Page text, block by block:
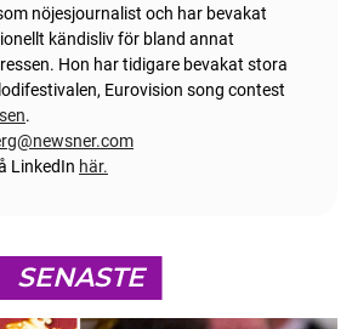
nöjesjournalist och har bevakat
kändisliv för bland annat
Hon har tidigare bevakat stora
Eurovision song contest
.
LinkedIn här.
SENASTE